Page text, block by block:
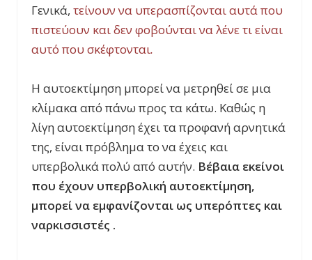
Γενικά, τείνουν να υπερασπίζονται αυτά που
πιστεύουν και δεν φοβούνται να λένε τι είναι
αυτό που σκέφτονται.
Η αυτοεκτίμηση μπορεί να μετρηθεί σε μια
κλίμακα από πάνω προς τα κάτω. Καθώς η
λίγη αυτοεκτίμηση έχει τα προφανή αρνητικά
της, είναι πρόβλημα το να έχεις και
υπερβολικά πολύ από αυτήν. Βέβαια εκείνοι
που έχουν υπερβολική αυτοεκτίμηση,
μπορεί να εμφανίζονται ως υπερόπτες και
ναρκισσιστές .